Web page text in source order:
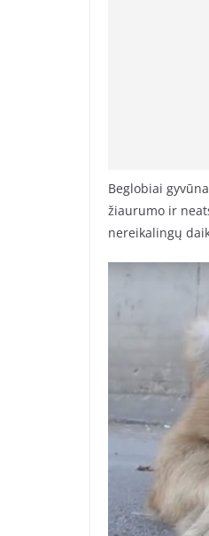
Beglobiai
žiaurumo ir
nereikalingų